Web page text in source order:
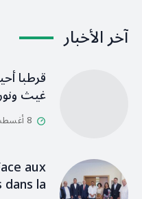
آخر الأخبار
قرطبا
غيث
8 أغسطس، 2026
aux
la…